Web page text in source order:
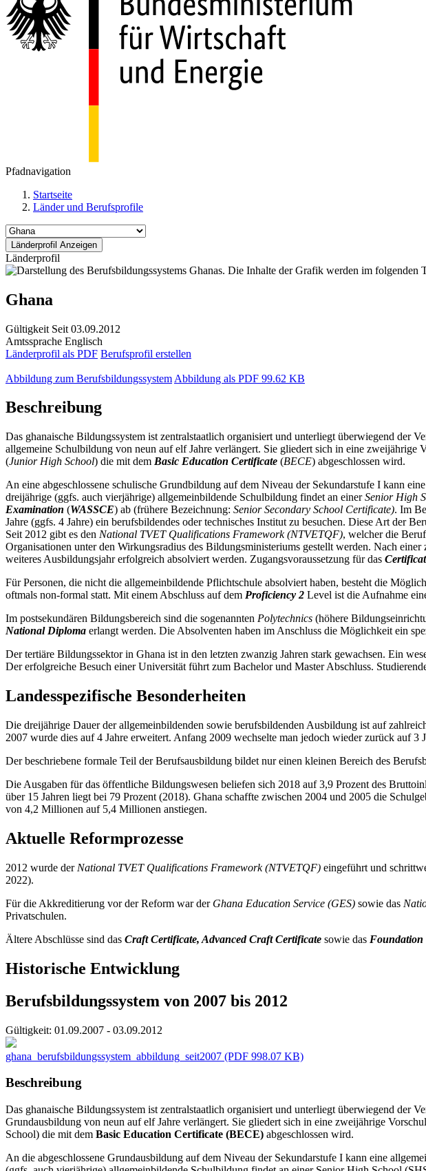
Pfadnavigation
Startseite
Länder und Berufsprofile
Länderprofil
Ghana
Gültigkeit Seit 03.09.2012
Amtssprache Englisch
Länderprofil als PDF Berufsprofil erstellen
Abbildung zum Berufsbildungssystem Abbildung als PDF 99.62 KB
Beschreibung
Das ghanaische Bildungssystem ist zentralstaatlich organisiert und unterliegt überwiegend der
allgemeine Schulbildung von neun auf elf Jahre verlängert. Sie gliedert sich in eine zweijährige
(Junior High School) die mit dem Basic Education Certificate (BECE) abgeschlossen wird.
An eine abgeschlossene schulische Grundbildung auf dem Niveau der Sekundarstufe I kann
dreijährige (ggfs. auch vierjährige) allgemeinbildende Schulbildung findet an einerSenior High
Examination (WASSCE) ab (frühere Bezeichnung: Senior Secondary School Certificate). Im
Jahre (ggfs. 4 Jahre) ein berufsbildendes oder technisches Institut zu besuchen. Diese Art der
Seit 2012 gibt es den National TVET Qualifications Framework (NTVETQF), welcher die
Organisationen unter den Wirkungsradius des Bildungsministeriums gestellt werden. Nach
weiteres Ausbildungsjahr erfolgreich absolviert werden. Zugangsvoraussetzung für das
Für Personen, die nicht die allgemeinbildende Pflichtschule absolviert haben, besteht die
oftmals non-formal statt. Mit einem Abschluss auf dem Proficiency 2 Level ist die Aufnahme
Im postsekundären Bildungsbereich sind die sogenannten Polytechnics (höhere
National Diploma erlangt werden. Die Absolventen haben im Anschluss die Möglichkeit ein
Der tertiäre Bildungssektor in Ghana ist in den letzten zwanzig Jahren stark gewachsen. Ein
Der erfolgreiche Besuch einer Universität führt zum Bachelor und Master Abschluss.
Landesspezifische Besonderheiten
Die dreijährige Dauer der allgemeinbildenden sowie berufsbildenden Ausbildung ist auf
2007 wurde dies auf 4 Jahre erweitert. Anfang 2009 wechselte man jedoch wieder zurück auf
Der beschriebene formale Teil der Berufsausbildung bildet nur einen kleinen Bereich des
Die Ausgaben für das öffentliche Bildungswesen beliefen sich 2018 auf 3,9 Prozent des
über 15 Jahren liegt bei 79 Prozent (2018). Ghana schaffte zwischen 2004 und 2005 die
von 4,2 Millionen auf 5,4 Millionen anstiegen.
Aktuelle Reformprozesse
2012 wurde derNational TVET Qualifications Framework (NTVETQF) eingeführt und
2022).
Für die Akkreditierung vor der Reform war derGhana Education Service (GES) sowie das
Privatschulen.
Ältere Abschlüsse sind das Craft Certificate, Advanced Craft Certificate sowie das Foundation
Historische Entwicklung
Berufsbildungssystem von 2007 bis 2012
Gültigkeit: 01.09.2007 - 03.09.2012
ghana_berufsbildungssystem_abbildung_seit2007 (PDF 998.07 KB)
Beschreibung
Das ghanaische Bildungssystem ist zentralstaatlich organisiert und unterliegt überwiegend der
Grundausbildung von neun auf elf Jahre verlängert. Sie gliedert sich in eine zweijährige
School) die mit dem Basic Education Certificate (BECE) abgeschlossen wird.
An die abgeschlossene Grundausbildung auf dem Niveau der Sekundarstufe I kann eine